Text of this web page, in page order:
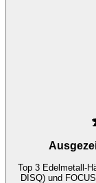
Top 3 Edelmetall-
DISQ) und